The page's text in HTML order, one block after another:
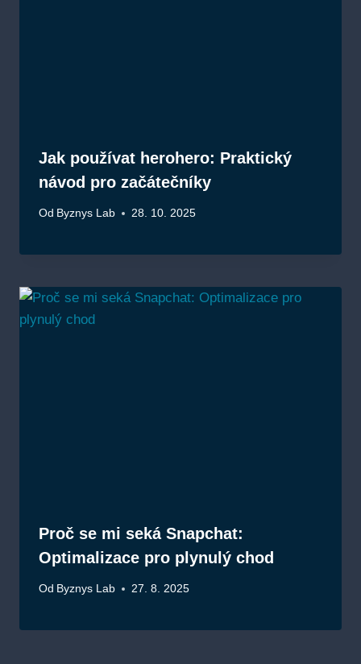
Jak používat herohero: Praktický
návod pro začátečníky
Od Byznys Lab 28. 10. 2025
Proč se mi seká Snapchat:
Optimalizace pro plynulý chod
Od Byznys Lab 27. 8. 2025